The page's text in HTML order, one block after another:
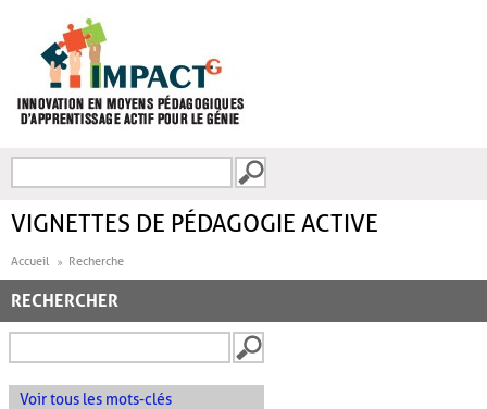
FORMULAIRE DE
VIGNETTES DE PÉDAGOGIE ACTIVE
Accueil Recherche
RECHERCHER
Voir tous les mots-clés